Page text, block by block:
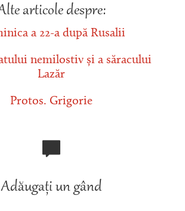
articole despre:
a 22-a după Rusalii
nemilostiv și a săracului
Lazăr
Protos. Grigorie
Adăugați un gând